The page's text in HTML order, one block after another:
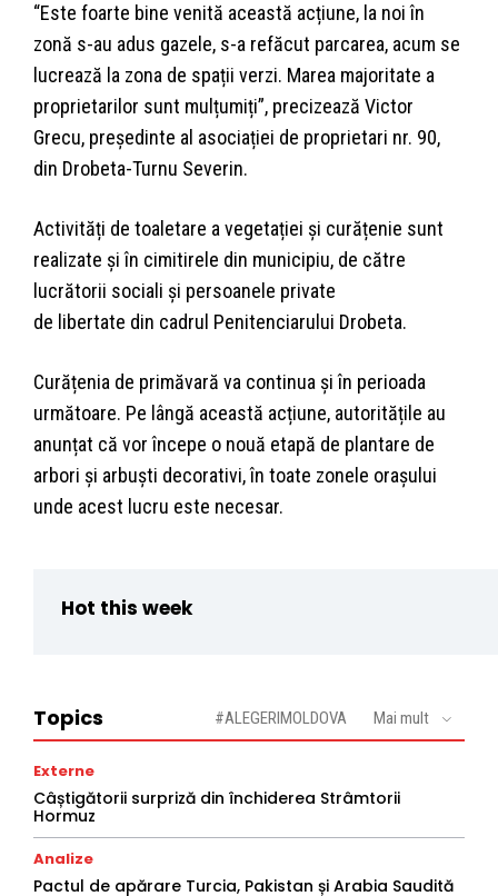
“Este foarte bine venită această acțiune, la noi în
zonă s-au adus gazele, s-a refăcut parcarea, acum se
lucrează la zona de spații verzi. Marea majoritate a
proprietarilor sunt mulțumiți”, precizează Victor
Grecu, președinte al asociației de proprietari nr. 90,
din Drobeta-Turnu Severin.
Activități de toaletare a vegetației și curățenie sunt
realizate și în cimitirele din municipiu, de către
lucrătorii sociali și persoanele private
de libertate din cadrul Penitenciarului Drobeta.
Curățenia de primăvară va continua și în perioada
următoare. Pe lângă această acțiune, autoritățile au
anunțat că vor începe o nouă etapă de plantare de
arbori și arbuști decorativi, în toate zonele orașului
unde acest lucru este necesar.
Hot this week
Topics #ALEGERIMOLDOVA Mai mult
Externe
Câștigătorii surpriză din închiderea Strâmtorii
Hormuz
Analize
Pactul de apărare Turcia, Pakistan și Arabia Saudită